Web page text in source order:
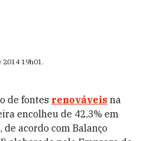
2014 19h01.
de fontes renováveis na
encolheu de 42,3% em
acordo com Balanço